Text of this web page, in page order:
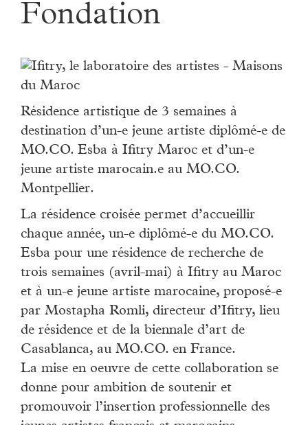
Fondation
Résidence artistique de 3 semaines à
destination d’un-e jeune artiste diplômé-e de
MO.CO. Esba à Ifitry Maroc et d’un-e
jeune artiste marocain.e au MO.CO.
Montpellier.
La résidence croisée permet d’accueillir
chaque année, un-e diplômé-e du MO.CO.
Esba pour une résidence de recherche de
trois semaines (avril-mai) à Ifitry au Maroc
et à un-e jeune artiste marocaine, proposé-e
par Mostapha Romli, directeur d’Ifitry, lieu
de résidence et de la biennale d’art de
Casablanca, au MO.CO. en France.
La mise en oeuvre de cette collaboration se
donne pour ambition de soutenir et
promouvoir l’insertion professionnelle des